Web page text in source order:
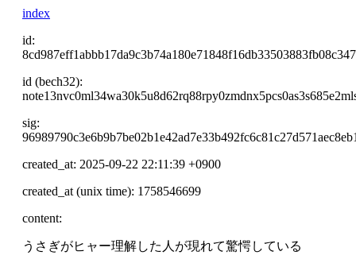
index
id:
id (bech32):
sig:
created_at: 2025-09-22 22:11:39 +0900
created_at (unix time): 1758546699
content:
うさぎがヒャー理解した人が現れて驚愕している